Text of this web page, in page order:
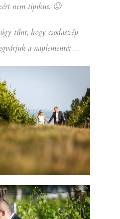
nem tipikus. 🙂
tűnt, hogy csodaszép
a naplementét…